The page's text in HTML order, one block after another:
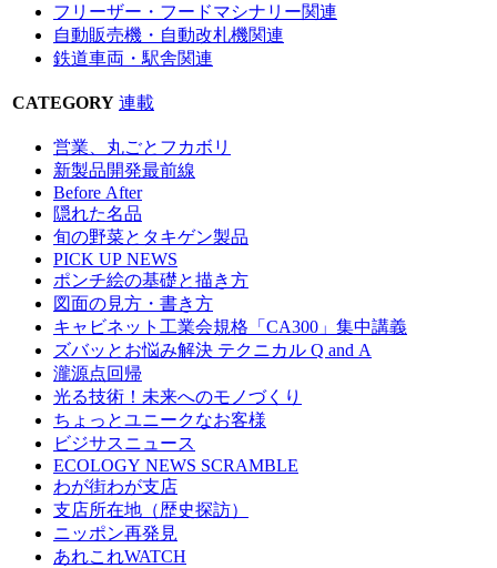
フリーザー・フードマシナリー関連
自動販売機・自動改札機関連
鉄道車両・駅舎関連
CATEGORY 連載
営業、丸ごとフカボリ
新製品開発最前線
Before After
隠れた名品
旬の野菜とタキゲン製品
PICK UP NEWS
ポンチ絵の基礎と描き方
図面の見方・書き方
キャビネット工業会規格「CA300」集中講義
ズバッとお悩み解決 テクニカル Q and A
瀧源点回帰
光る技術！未来へのモノづくり
ちょっとユニークなお客様
ビジサスニュース
ECOLOGY NEWS SCRAMBLE
わが街わが支店
支店所在地（歴史探訪）
ニッポン再発見
あれこれWATCH